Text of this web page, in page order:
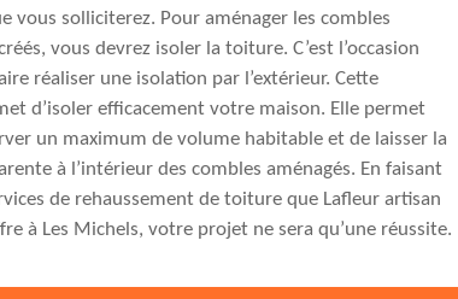
vous solliciterez. Pour aménager les combles
vous devrez isoler la toiture. C’est l’occasion
réaliser une isolation par l’extérieur. Cette
d’isoler efficacement votre maison. Elle permet
un maximum de volume habitable et de laisser la
à l’intérieur des combles aménagés. En faisant
de rehaussement de toiture que Lafleur artisan
à Les Michels, votre projet ne sera qu’une réussite.